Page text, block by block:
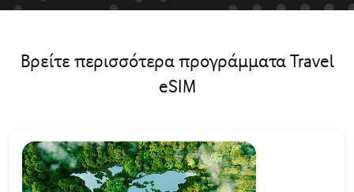
Βρείτε περισσότερα προγράμματα Travel
eSIM